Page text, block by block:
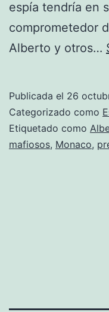
espía tendría en
comprometedor
Alberto y otros…
Publicada el 26
Categorizado como
Etiquetado como
mafiosos, Monaco,